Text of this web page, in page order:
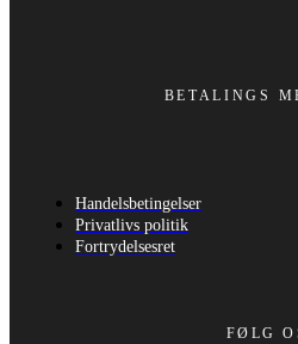
BETALINGS
Handelsbetingelser
Privatlivs politik
Fortrydelsesret
FØLG